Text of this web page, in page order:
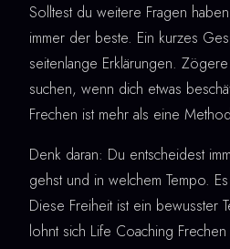
Solltest du weitere Fragen
immer der beste. Ein kurzes
seitenlange Erklärungen.
suchen, wenn dich etwas
Frechen ist mehr als eine
Denk daran: Du entscheidest
gehst und in welchem Tempo.
Diese Freiheit ist ein bewusster
lohnt sich Life Coaching